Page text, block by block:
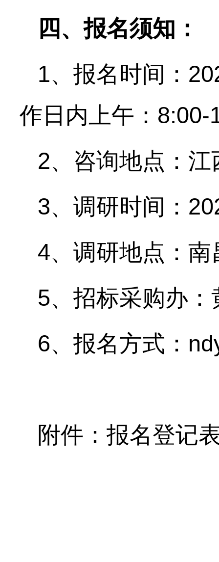
四、报名须知：
1、报名时间：
作日内上午： 8:00-
2、咨询地点：
3、调研时间：
4、调研地点：
5、招标采购办
6、报名方式：
附件：报名登记